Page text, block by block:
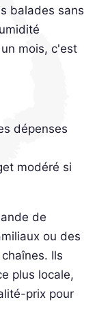
balades sans
mois, c'est
dépenses
modéré si
de
ou des
Ils
plus locale,
prix pour